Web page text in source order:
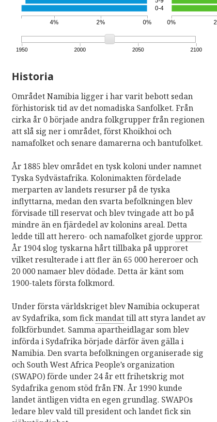
0-4
0%
2%
4% 0%
1950 2000 2050 2100
Historia
Området Namibia ligger i har varit bebott sedan
förhistorisk tid av det nomadiska Sanfolket. Från
cirka år 0 började andra folkgrupper från regionen
att slå sig ner i området, först Khoikhoi och
namafolket och senare damarerna och bantufolket.
År 1885 blev området en tysk koloni under namnet
Tyska Sydvästafrika. Kolonimakten fördelade
merparten av landets resurser på de tyska
inflyttarna, medan den svarta befolkningen blev
förvisade till reservat och blev tvingade att bo på
mindre än en fjärdedel av kolonins areal. Detta
ledde till att herero- och namafolket gjorde uppror.
År 1904 slog tyskarna hårt tillbaka på upproret
vilket resulterade i att fler än 65 000 hereroer och
20 000 namaer blev dödade. Detta är känt som
1900-talets första folkmord.
Under första världskriget blev Namibia ockuperat
av Sydafrika, som fickmandattill att styra landet av
folkförbundet. Samma apartheidlagar som blev
införda i Sydafrika började därför även gälla i
Namibia. Den svarta befolkningen organiserade sig
och South West Africa People’s organization
(SWAPO) förde under 24 år ett frihetskrig mot
Sydafrika genom stöd från FN. År 1990 kunde
landet äntligen vidta en egen grundlag. SWAPOs
ledare blev vald till president och landet fick sin